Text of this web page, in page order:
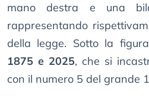
mano destra e una
rappresentando
della legge. Sotto la
1875 e 2025, che si
con il numero 5 del grande